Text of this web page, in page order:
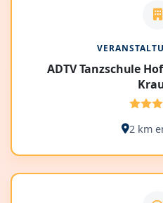
ADTV Tanzschule
2 km